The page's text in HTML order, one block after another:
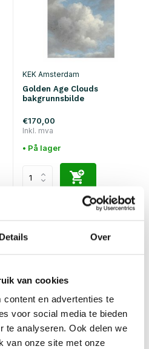
Details Over
van cookies
en advertenties te
voor social media te bieden
te analyseren. Ook delen we
van onze site met onze
KEK Amsterdam
Golden Age Clouds
bakgrunnsbilde
€170,00
Inkl. mva
• På lager
KEK Amsterdam
Gull Gravert skyer sand tapet